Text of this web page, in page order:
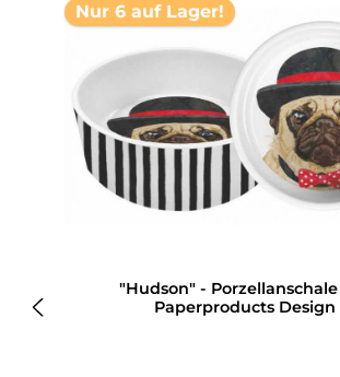
Nur 6 auf Lager!
"Hudson" -
Paperproducts Design